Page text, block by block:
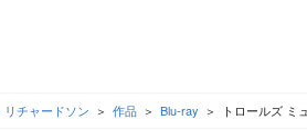
チャードソン 作品 Blu-ray トロールズ ミ